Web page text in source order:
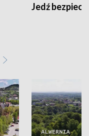
Jedź